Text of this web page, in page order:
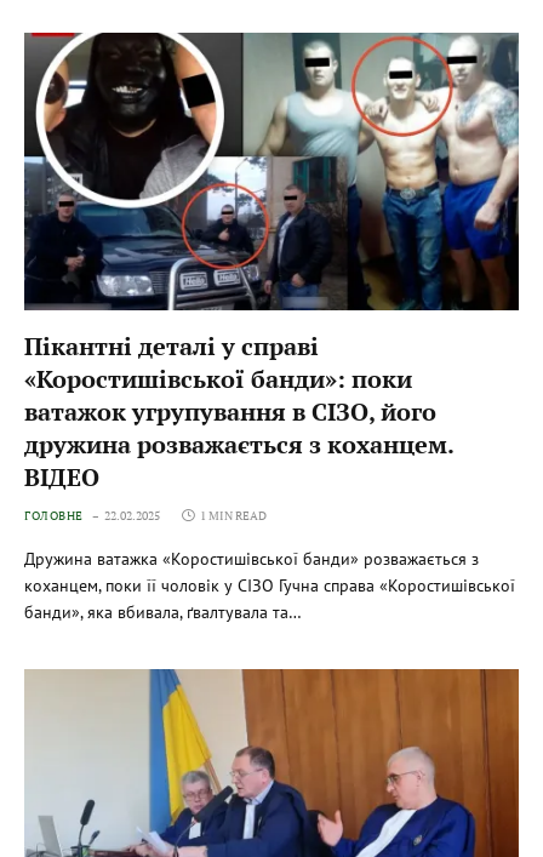
Пікантні деталі у справі
«Коростишівської банди»: поки
ватажок угрупування в СІЗО, його
дружина розважається з коханцем.
ВІДЕО
ГОЛОВНЕ 22.02.2025 1 MIN READ
Дружина ватажка «Коростишівської банди» розважається з
коханцем, поки її чоловік у СІЗО Гучна справа «Коростишівської
банди», яка вбивала, ґвалтувала та…